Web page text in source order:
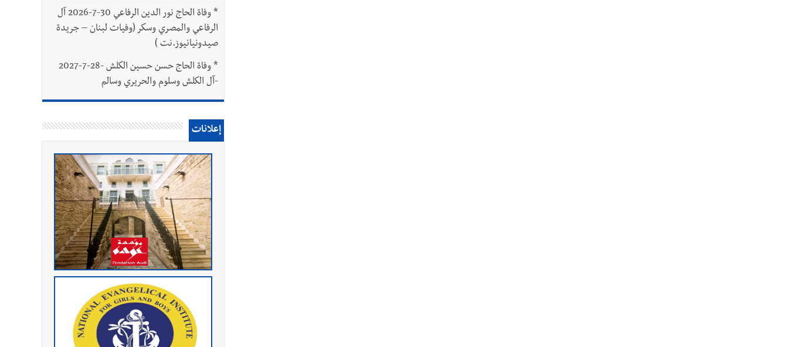
*
وفاة الحاج نور الدين الرفاعي 30-7-2026 آل
الرفاعي والمصري وسكر (وفيات لبنان – جريدة
صيدونيانيوز.نت )
*
وفاة الحاج حسن حسين الكلش -28-7-2027
-آل الكلش وسلوم والحريري وسالم
إعلانات